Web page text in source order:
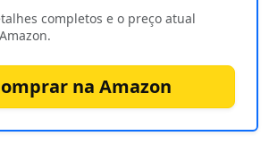
completos e o preço atual
na Amazon